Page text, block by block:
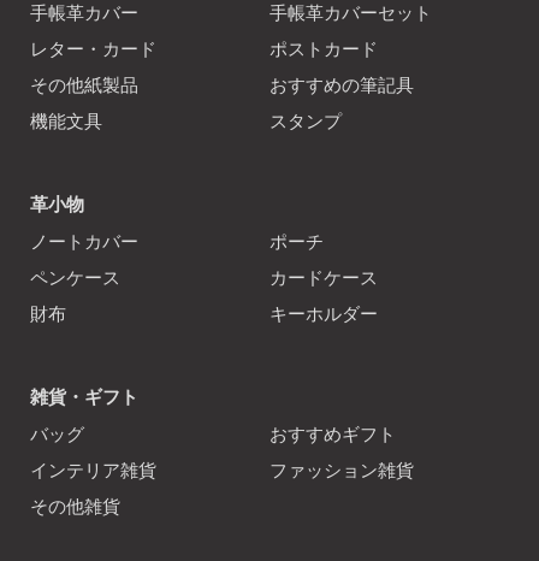
手帳革カバー
手帳革カバーセット
レター・カード
ポストカード
その他紙製品
おすすめの筆記具
機能文具
スタンプ
革小物
ノートカバー
ポーチ
ペンケース
カードケース
財布
キーホルダー
雑貨・ギフト
バッグ
おすすめギフト
インテリア雑貨
ファッション雑貨
その他雑貨